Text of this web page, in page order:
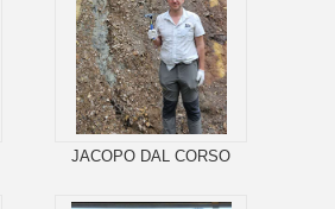
JACOPO DAL CORSO